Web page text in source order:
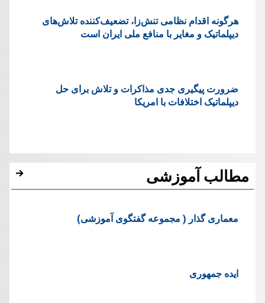
هرگونه اقدام نظامی تنش‌زا، تضعیف‌کننده تلاش‌های
دیپلماتیک و مغایر با منافع ملی ایران است
ضرورت پیگیری جدی مذاکرات و تلاش برای حل
دیپلماتیک اختلافات با امریکا
مطالب آموزشی
معماری گذار ( مجموعه گفتگوی آموزشی)
ایده جمهوری